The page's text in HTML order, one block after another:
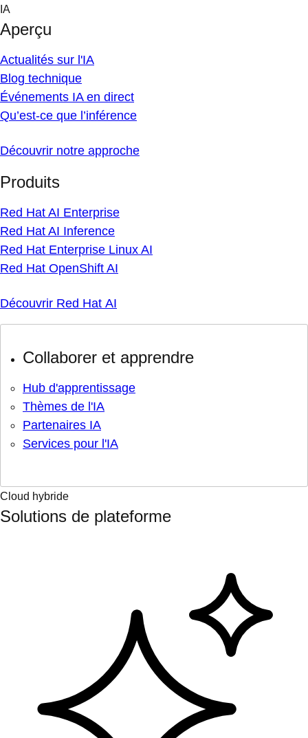
Skip
content
IA
Aperçu
Actualités sur l'IA
Blog technique
Événements IA en direct
Qu’est-ce que l’inférence
Découvrir notre approche
Produits
Red Hat AI Enterprise
Red Hat AI Inference
Red Hat Enterprise Linux AI
Red Hat OpenShift AI
Découvrir Red Hat AI
Collaborer et apprendre
Hub d'apprentissage
Thèmes de l'IA
Partenaires IA
Services pour l'IA
Cloud hybride
Solutions de plateforme